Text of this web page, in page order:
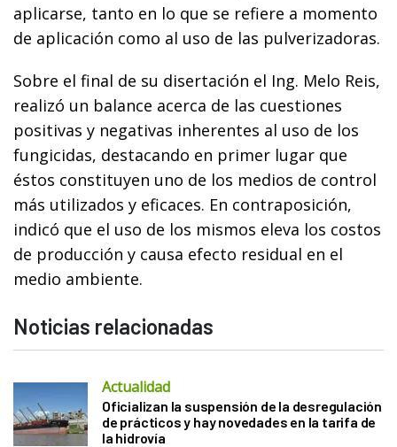
aplicarse, tanto en lo que se refiere a momento
de aplicación como al uso de las pulverizadoras.
Sobre el final de su disertación el Ing. Melo Reis,
realizó un balance acerca de las cuestiones
positivas y negativas inherentes al uso de los
fungicidas, destacando en primer lugar que
éstos constituyen uno de los medios de control
más utilizados y eficaces. En contraposición,
indicó que el uso de los mismos eleva los costos
de producción y causa efecto residual en el
medio ambiente.
Noticias relacionadas
Actualidad
Oficializan la suspensión de la desregulación
de prácticos y hay novedades en la tarifa de
la hidrovía